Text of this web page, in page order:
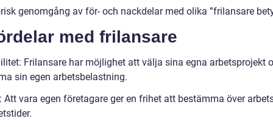
genomgång av för- och nackdelar med olika ”frilansare
med frilansare
Frilansare har möjlighet att välja sina egna arbetsprojekt
sin egen arbetsbelastning.
Att vara egen företagare ger en frihet att bestämma över